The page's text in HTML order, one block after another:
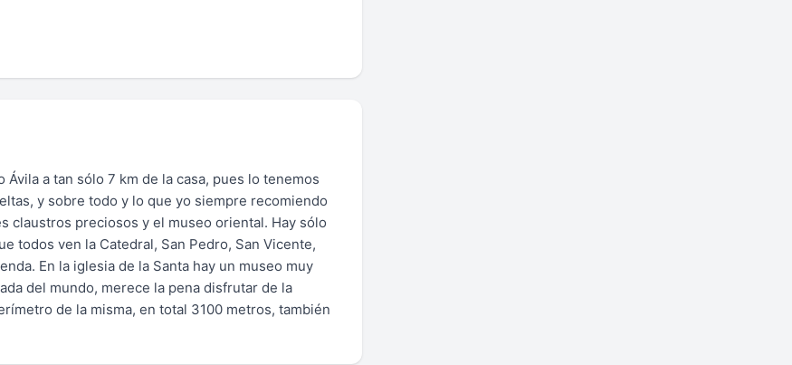
a tan sólo 7 km de la casa, pues lo tenemos
y sobre todo y lo que yo siempre recomiendo
claustros preciosos y el museo oriental. Hay sólo
todos ven la Catedral, San Pedro, San Vicente,
En la iglesia de la Santa hay un museo muy
del mundo, merece la pena disfrutar de la
de la misma, en total 3100 metros, también